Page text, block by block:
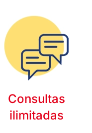
Consultas
ilimitadas